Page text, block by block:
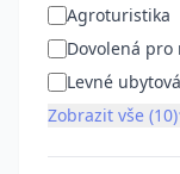
Agroturistika
Dovolená pro
Levné
Zobrazit vše (10)